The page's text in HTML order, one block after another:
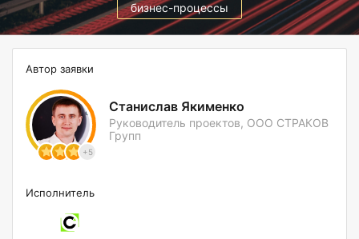
бизнес-процессы
Автор заявки
+5
Станислав Якименко
Руководитель проектов, ООО СТРАКОВ
Групп
Исполнитель